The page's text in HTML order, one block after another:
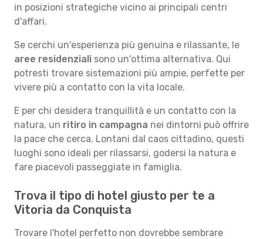
in posizioni strategiche vicino ai principali centri
d'affari.
Se cerchi un'esperienza più genuina e rilassante, le
aree residenziali sono un'ottima alternativa. Qui
potresti trovare sistemazioni più ampie, perfette per
vivere più a contatto con la vita locale.
E per chi desidera tranquillità e un contatto con la
natura, un ritiro in campagna nei dintorni può offrire
la pace che cerca. Lontani dal caos cittadino, questi
luoghi sono ideali per rilassarsi, godersi la natura e
fare piacevoli passeggiate in famiglia.
Trova il tipo di hotel giusto per te a
Vitoria da Conquista
Trovare l'hotel perfetto non dovrebbe sembrare